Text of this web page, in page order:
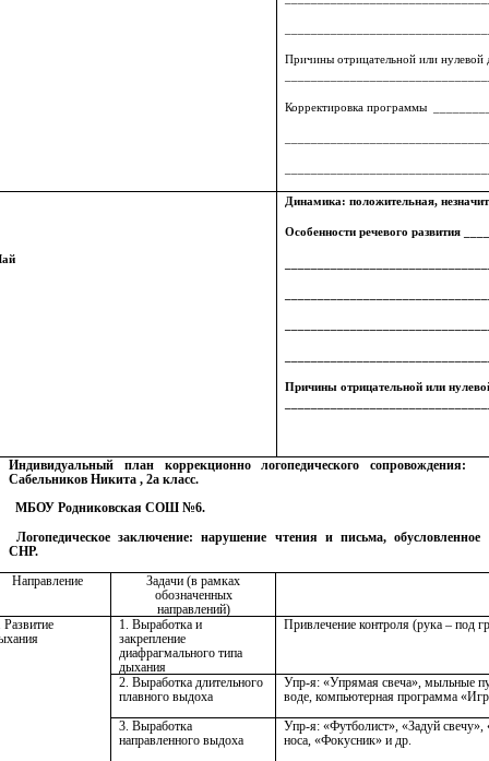
Причины отрицательной или
Корректировка программы
Динамика: положительная,
Особенности речевого развития
Причины отрицательной или
Индивидуальный план коррекционно логопедического сопровождения:
Сабельников Никита , 2а класс.
МБОУ Родниковская СОШ №6.
Логопедическое заключение: нарушение чтения и письма, обусловленное
СНР.
Направление
Задачи (в рамках
обозначенных
направлений)
Развитие
1. Выработка и
закрепление
диафрагмального типа
дыхания
Привлечение контроля (рука – под
2. Выработка длительного
плавного выдоха
Упр-я: «Упрямая свеча», мыльные
воде, компьютерная программа
3. Выработка
направленного выдоха
Упр-я: «Футболист», «Задуй
носа, «Фокусник» и др.